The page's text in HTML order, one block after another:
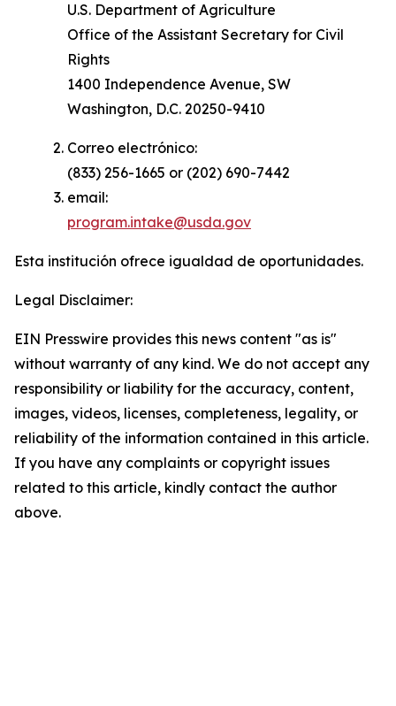
U.S. Department of Agriculture
Office of the Assistant Secretary for Civil
Rights
1400 Independence Avenue, SW
Washington, D.C. 20250-9410
Correo electrónico:
(833) 256-1665 or (202) 690-7442
email:
program.intake@usda.gov
Esta institución ofrece igualdad de oportunidades.
Legal Disclaimer:
EIN Presswire provides this news content "as is"
without warranty of any kind. We do not accept any
responsibility or liability for the accuracy, content,
images, videos, licenses, completeness, legality, or
reliability of the information contained in this article.
If you have any complaints or copyright issues
related to this article, kindly contact the author
above.